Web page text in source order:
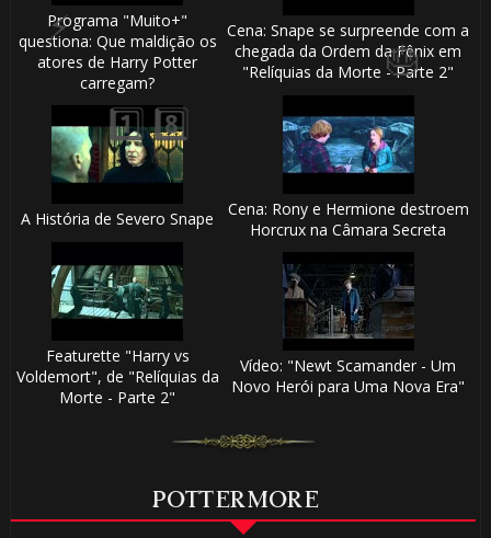
Programa "Muito+"
questiona: Que maldição os
atores de Harry Potter
carregam?
Cena: Snape se surpreende com a
chegada da Ordem da Fênix em
"Relíquias da Morte - Parte 2"
A História de Severo Snape
Cena: Rony e Hermione destroem
Horcrux na Câmara Secreta
Featurette "Harry vs
Voldemort", de "Relíquias da
Morte - Parte 2"
Vídeo: "Newt Scamander - Um
Novo Herói para Uma Nova Era"
POTTERMORE